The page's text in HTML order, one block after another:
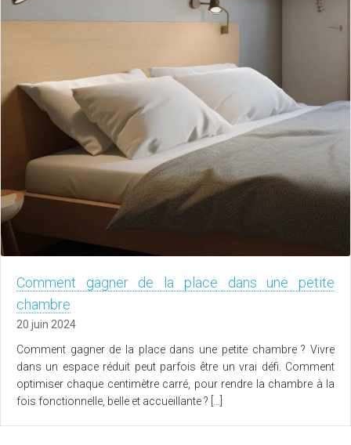
Comment gagner de la place dans une petite
chambre
20 juin 2024
Comment gagner de la place dans une petite chambre ? Vivre
dans un espace réduit peut parfois être un vrai défi. Comment
optimiser chaque centimètre carré, pour rendre la chambre à la
fois fonctionnelle, belle et accueillante ? […]